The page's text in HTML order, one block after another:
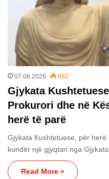
07.08.2026 662
Gjykata
Prokurori dhe në
herë të parë
Gjykata Kushtetuese, për
kundër një gjyqtari nga
Read More »